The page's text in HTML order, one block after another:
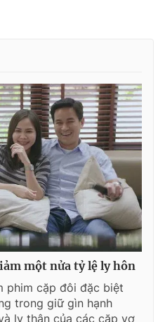
một nửa tỷ lệ ly hôn
phim cặp đôi đặc biệt
trong giữ gìn hạnh
ly thân của các cặp vợ